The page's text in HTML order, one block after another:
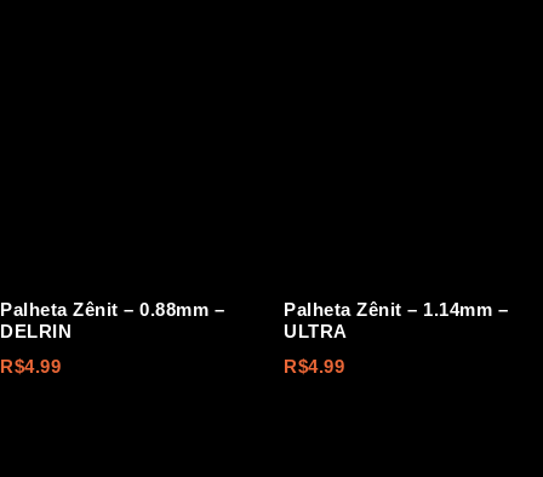
Palheta Zênit – 0.88mm –
DELRIN
R$4.99
Palheta Zênit – 1.14mm –
ULTRA
R$4.99